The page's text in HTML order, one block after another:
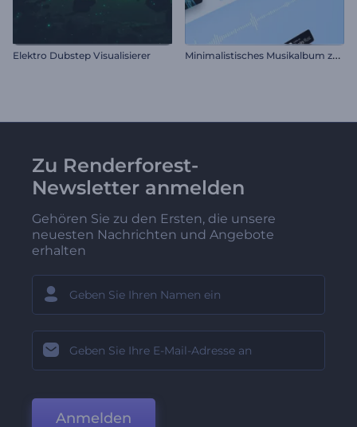
Elektro Dubstep Visualisierer M
inimalistisches Musikalbum zu Werbezwecken
Zu Renderforest-
Newsletter anmelden
Gehören Sie zu den Ersten, die unsere
neuesten Nachrichten und Angebote
erhalten
Anmelden